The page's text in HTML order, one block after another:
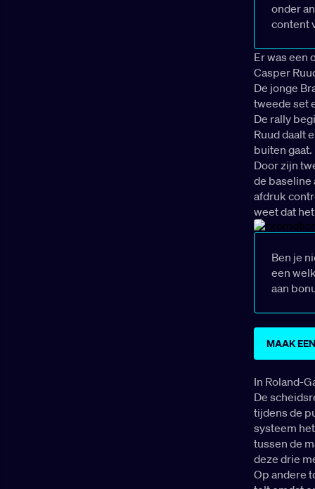
onder
content
Er was een
Casper
De jonge
tweede set
De rally
Ruud daalt
buiten gaat.
Door zijn
de baseline
afdruk
weet dat
Ben je
een
aan
MAAK
In Roland-
De
tijdens de
systeem
tussen de
deze drie
Op andere